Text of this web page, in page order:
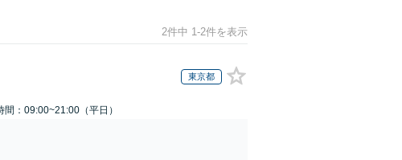
2件中 1-2件を表示
東京都
間：09:00~21:00（平日）